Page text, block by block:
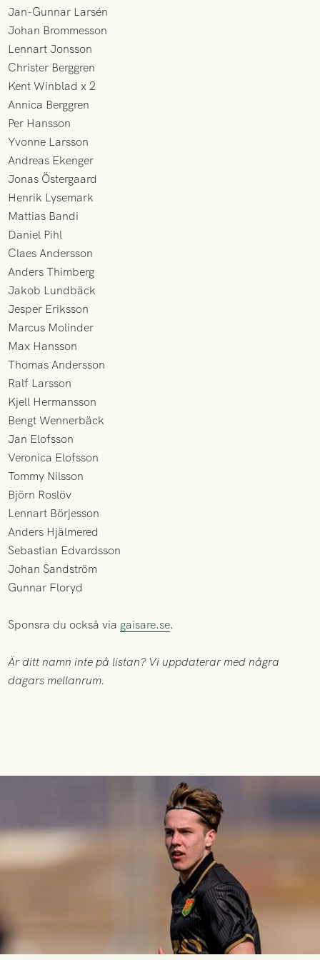
Jan-Gunnar Larsén
Johan Brommesson
Lennart Jonsson
Christer Berggren
Kent Winblad x 2
Annica Berggren
Per Hansson
Yvonne Larsson
Andreas Ekenger
Jonas Östergaard
Henrik Lysemark
Mattias Bandi
Daniel Pihl
Claes Andersson
Anders Thimberg
Jakob Lundbäck
Jesper Eriksson
Marcus Molinder
Max Hansson
Thomas Andersson
Ralf Larsson
Kjell Hermansson
Bengt Wennerbäck
Jan Elofsson
Veronica Elofsson
Tommy Nilsson
Björn Roslöv
Lennart Börjesson
Anders Hjälmered
Sebastian Edvardsson
Johan Sandström
Gunnar Floryd
Sponsra du också via gaisare.se.
Är ditt namn inte på listan? Vi uppdaterar med några
dagars mellanrum.